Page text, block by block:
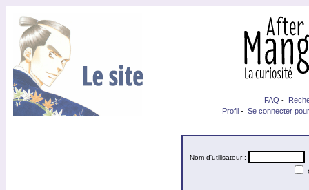
FAQ -
Profil - Se connecter
Nom d'utilisateur :